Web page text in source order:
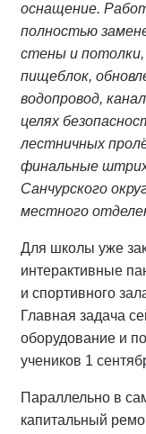
оснащение.
полностью
стены и потолки,
пищеблок,
водопровод,
целях
лестничных
финальные
Санчурского
местного
Для школы уже
интерактивные
и спортивного
Главная задача
оборудование и
учеников 1
Параллельно в
капитальный